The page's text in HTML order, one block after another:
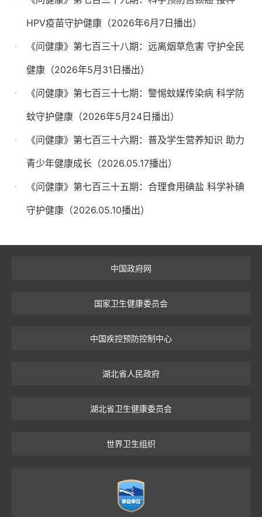
HPV疫苗守护健康（2026年6月7日播出）
《问健康》第七百三十八期：远离烟草危害 守护全民
健康（2026年5月31日播出）
《问健康》第七百三十七期：警惕蚊媒传染病 科学防
蚊守护健康（2026年5月24日播出）
《问健康》第七百三十六期：普及学生营养知识 助力
青少年健康成长（2026.05.17播出）
《问健康》第七百三十五期：合理食用碘盐 科学补碘
守护健康（2026.05.10播出）
中国政府网
国家卫生健康委员会
中国疾控预防控制中心
湖北省人民政府
湖北省卫生健康委员会
世界卫生组织